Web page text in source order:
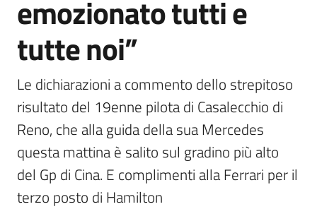
emozionato tutti e
tutte noi”
Le dichiarazioni a commento dello strepitoso
risultato del 19enne pilota di Casalecchio di
Reno, che alla guida della sua Mercedes
questa mattina è salito sul gradino più alto
del Gp di Cina. E complimenti alla Ferrari per il
terzo posto di Hamilton